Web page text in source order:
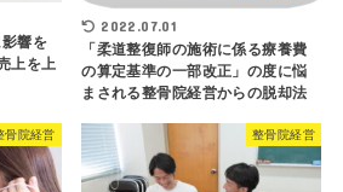
響を
上を上
2022.07.01
「柔道整復師の施術に係る療養費
の算定基準の一部改正」の度に悩
まされる整骨院経営からの脱却法
骨院経営 整骨院経営